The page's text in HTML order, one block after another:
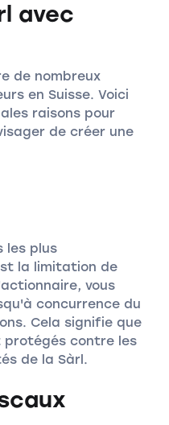
avec
de nombreux
en Suisse. Voici
raisons pour
de créer une
les plus
la limitation de
vous
concurrence du
Cela signifie que
protégés contre les
de la Sàrl.